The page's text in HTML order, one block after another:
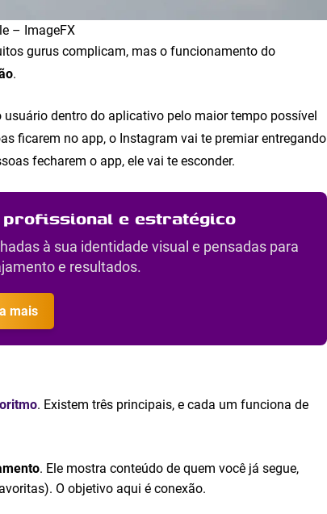
– ImageFX
gurus complicam, mas o funcionamento do
.
usuário dentro do aplicativo pelo maior tempo possível
ficarem no app, o Instagram vai te premiar entregando
fecharem o app, ele vai te esconder.
profissional e estratégico
à sua identidade visual e pensadas para
e resultados.
mais
. Existem três principais, e cada um funciona de
. Ele mostra conteúdo de quem você já segue,
O objetivo aqui é conexão.